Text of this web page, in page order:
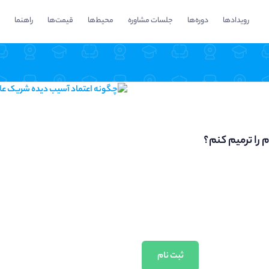
رویدادها دوره‌ها جلسات مشاوره محیط‌ها قیمت‌ها راهنما
ترمیم کنم؟
ثبت نام